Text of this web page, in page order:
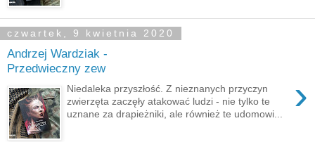
czwartek, 9 kwietnia 2020
Andrzej Wardziak -
Przedwieczny zew
›
Niedaleka przyszłość. Z nieznanych przyczyn
zwierzęta zaczęły atakować ludzi - nie tylko te
uznane za drapieżniki, ale również te udomowi...